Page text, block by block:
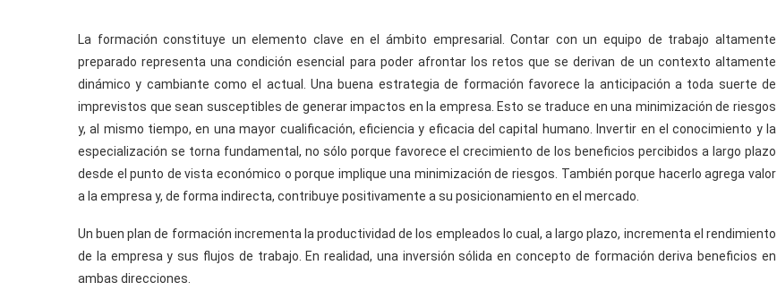
La formación constituye un elemento clave en el ámbito empresarial. Contar con un equipo de trabajo altamente
preparado representa una condición esencial para poder afrontar los retos que se derivan de un contexto altamente
dinámico y cambiante como el actual. Una buena estrategia de formación favorece la anticipación a toda suerte de
imprevistos que sean susceptibles de generar impactos en la empresa. Esto se traduce en una minimización de riesgos
y, al mismo tiempo, en una mayor cualificación, eficiencia y eficacia del capital humano. Invertir en el conocimiento y la
especialización se torna fundamental, no sólo porque favorece el crecimiento de los beneficios percibidos a largo plazo
desde el punto de vista económico o porque implique una minimización de riesgos. También porque hacerlo agrega valor
a la empresa y, de forma indirecta, contribuye positivamente a su posicionamiento en el mercado.
Un buen plan de formación incrementa la productividad de los empleados lo cual, a largo plazo, incrementa el rendimiento
de la empresa y sus flujos de trabajo. En realidad, una inversión sólida en concepto de formación deriva beneficios en
ambas direcciones.